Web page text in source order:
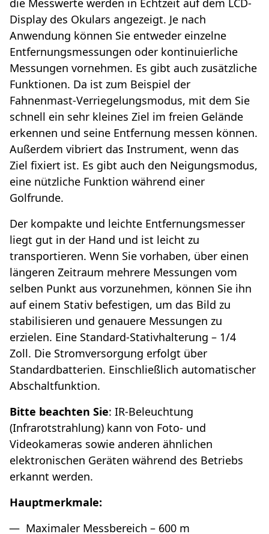
die Messwerte werden in Echtzeit auf dem LCD-
Display des Okulars angezeigt. Je nach
Anwendung können Sie entweder einzelne
Entfernungsmessungen oder kontinuierliche
Messungen vornehmen. Es gibt auch zusätzliche
Funktionen. Da ist zum Beispiel der
Fahnenmast-Verriegelungsmodus, mit dem Sie
schnell ein sehr kleines Ziel im freien Gelände
erkennen und seine Entfernung messen können.
Außerdem vibriert das Instrument, wenn das
Ziel fixiert ist. Es gibt auch den Neigungsmodus,
eine nützliche Funktion während einer
Golfrunde.
Der kompakte und leichte Entfernungsmesser
liegt gut in der Hand und ist leicht zu
transportieren. Wenn Sie vorhaben, über einen
längeren Zeitraum mehrere Messungen vom
selben Punkt aus vorzunehmen, können Sie ihn
auf einem Stativ befestigen, um das Bild zu
stabilisieren und genauere Messungen zu
erzielen. Eine Standard-Stativhalterung – 1/4
Zoll. Die Stromversorgung erfolgt über
Standardbatterien. Einschließlich automatischer
Abschaltfunktion.
Bitte beachten Sie: IR-Beleuchtung
(Infrarotstrahlung) kann von Foto- und
Videokameras sowie anderen ähnlichen
elektronischen Geräten während des Betriebs
erkannt werden.
Hauptmerkmale:
Maximaler Messbereich – 600 m